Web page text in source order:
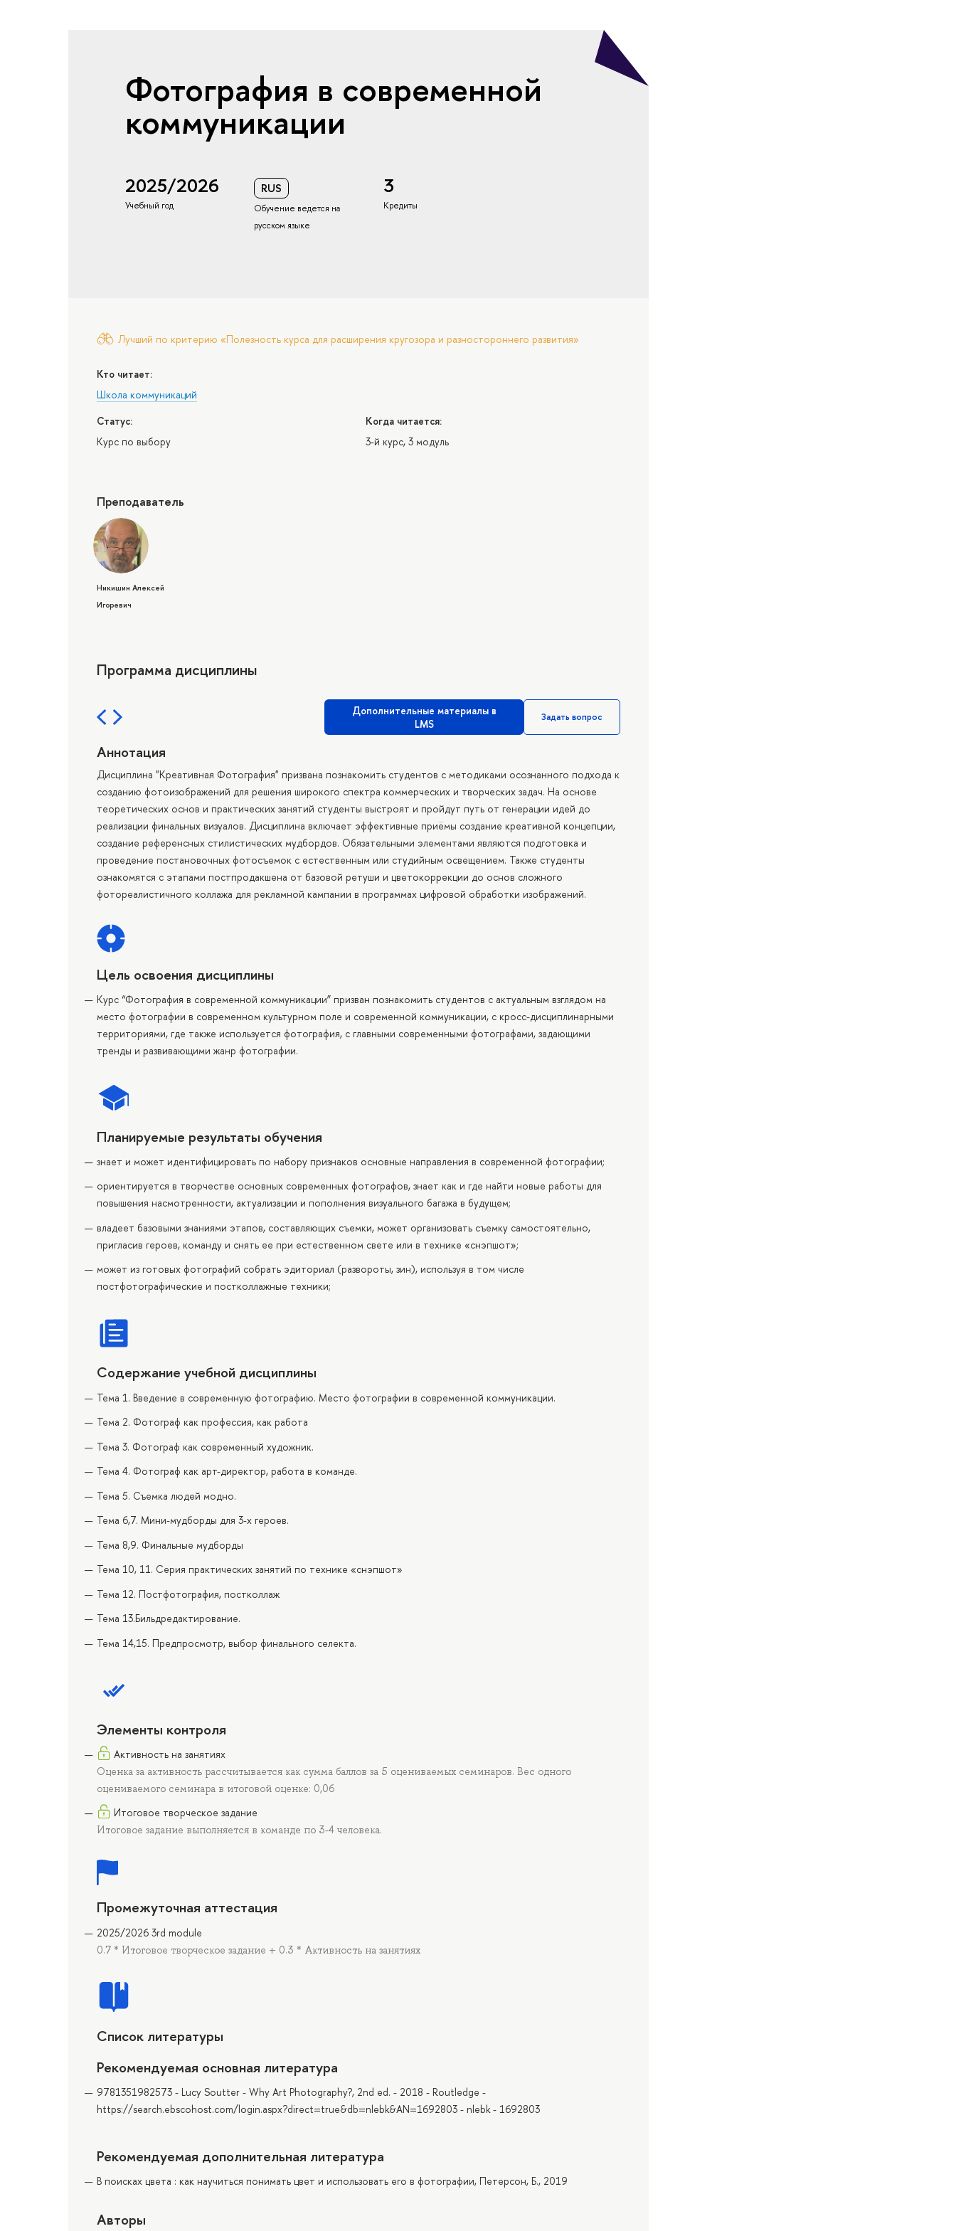
Фотография в современной
коммуникации
2025/2026
Учебный год
RUS
Обучение ведется на
русском языке
3
Кредиты
Лучший по критерию «Полезность курса для расширения кругозора и разностороннего развития»
Кто читает:
Школа коммуникаций
Статус:
Курс по выбору
Когда читается:
3-й курс, 3 модуль
Преподаватель
Никишин Алексей
Игоревич
Программа дисциплины
Дополнительные материалы в
LMS
Задать вопрос
Аннотация
Дисциплина "Креативная Фотография" призвана познакомить студентов с методиками осознанного подхода к
созданию фотоизображений для решения широкого спектра коммерческих и творческих задач. На основе
теоретических основ и практических занятий студенты выстроят и пройдут путь от генерации идей до
реализации финальных визуалов. Дисциплина включает эффективные приёмы создание креативной концепции,
создание референсных стилистических мудбордов. Обязательными элементами являются подготовка и
проведение постановочных фотосъемок с естественным или студийным освещением. Также студенты
ознакомятся с этапами постпродакшена от базовой ретуши и цветокоррекции до основ сложного
фотореалистичного коллажа для рекламной кампании в программах цифровой обработки изображений.
Цель освоения дисциплины
Курс “Фотография в современной коммуникации” призван познакомить студентов с актуальным взглядом на
место фотографии в современном культурном поле и современной коммуникации, с кросс-дисциплинарными
территориями, где также используется фотография, с главными современными фотографами, задающими
тренды и развивающими жанр фотографии.
Планируемые результаты обучения
знает и может идентифицировать по набору признаков основные направления в современной фотографии;
ориентируется в творчестве основных современных фотографов, знает как и где найти новые работы для
повышения насмотренности, актуализации и пополнения визуального багажа в будущем;
владеет базовыми знаниями этапов, составляющих съемки, может организовать съемку самостоятельно,
пригласив героев, команду и снять ее при естественном свете или в технике «снэпшот»;
может из готовых фотографий собрать эдиториал (развороты, зин), используя в том числе
постфотографические и постколлажные техники;
Содержание учебной дисциплины
Тема 1. Введение в современную фотографию. Место фотографии в современной коммуникации.
Тема 2. Фотограф как профессия, как работа
Тема 3. Фотограф как современный художник.
Тема 4. Фотограф как арт-директор, работа в команде.
Тема 5. Съемка людей модно.
Тема 6,7. Мини-мудборды для 3-х героев.
Тема 8,9. Финальные мудборды
Тема 10, 11. Серия практических занятий по технике «снэпшот»
Тема 12. Постфотография, постколлаж
Тема 13.Бильдредактирование.
Тема 14,15. Предпросмотр, выбор финального селекта.
Элементы контроля
Активность на занятиях
Оценка за активность рассчитывается как сумма баллов за 5 оцениваемых семинаров. Вес одного
оцениваемого семинара в итоговой оценке: 0,06
Итоговое творческое задание
Итоговое задание выполняется в команде по 3-4 человека.
Промежуточная аттестация
2025/2026 3rd module
0.7 * Итоговое творческое задание + 0.3 * Активность на занятиях
Список литературы
Рекомендуемая основная литература
9781351982573 - Lucy Soutter - Why Art Photography?, 2nd ed. - 2018 - Routledge -
https://search.ebscohost.com/login.aspx?direct=true&db=nlebk&AN=1692803 - nlebk - 1692803
Рекомендуемая дополнительная литература
В поисках цвета : как научиться понимать цвет и использовать его в фотографии, Петерсон, Б., 2019
Авторы